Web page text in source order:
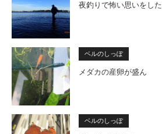
夜釣りで怖い思いをした
ベルのしっぽ
メダカの産卵が盛ん
ベルのしっぽ